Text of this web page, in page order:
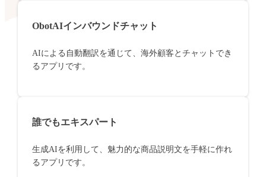
ObotAIインバウンドチャット
AIによる自動翻訳を通じて、海外顧客とチャットでき
るアプリです。
誰でもエキスパート
生成AIを利用して、魅力的な商品説明文を手軽に作れ
るアプリです。